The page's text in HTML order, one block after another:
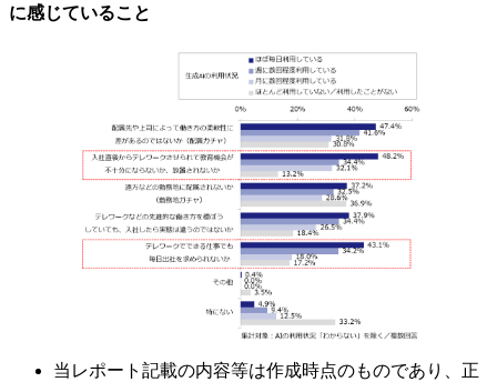
に感じていること
当レポート記載の内容等は作成時点のものであり、正